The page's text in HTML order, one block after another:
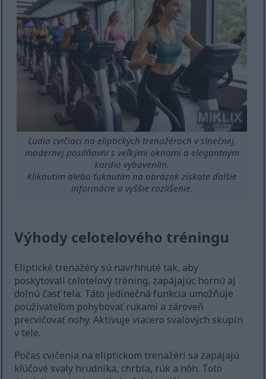
Ľudia cvičiaci na eliptických trenažéroch v slnečnej,
modernej posilňovni s veľkými oknami a elegantným
kardio vybavením.
Kliknutím alebo ťuknutím na obrázok získate ďalšie
informácie a vyššie rozlíšenie.
Výhody celotelového tréningu
Eliptické trenažéry sú navrhnuté tak, aby
poskytovali celotelový tréning, zapájajúc hornú aj
dolnú časť tela. Táto jedinečná funkcia umožňuje
používateľom pohybovať rukami a zároveň
precvičovať nohy. Aktivuje viacero svalových skupín
v tele.
Počas cvičenia na eliptickom trenažéri sa zapájajú
kľúčové svaly hrudníka, chrbta, rúk a nôh. Toto